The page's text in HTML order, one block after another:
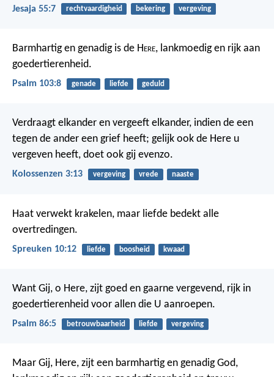
Jesaja 55:7 rechtvaardigheid bekering vergeving
Barmhartig en genadig is de Here, lankmoedig en rijk aan
goedertierenheid.
Psalm 103:8 genade liefde geduld
Verdraagt elkander en vergeeft elkander, indien de een
tegen de ander een grief heeft; gelijk ook de Here u
vergeven heeft, doet ook gij evenzo.
Kolossenzen 3:13 vergeving vrede naaste
Haat verwekt krakelen, maar liefde bedekt alle
overtredingen.
Spreuken 10:12 liefde boosheid kwaad
Want Gij, o Here, zijt goed en gaarne vergevend, rijk in
goedertierenheid voor allen die U aanroepen.
Psalm 86:5 betrouwbaarheid liefde vergeving
Maar Gij, Here, zijt een barmhartig en genadig God,